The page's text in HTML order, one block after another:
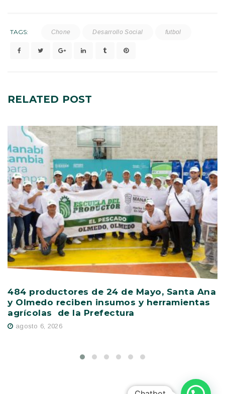
TAGS: Chone Desarrollo Social futbol
RELATED POST
484 productores de 24 de Mayo, Santa Ana
y Olmedo reciben insumos y herramientas
agrícolas de la Prefectura
agosto 6, 2026